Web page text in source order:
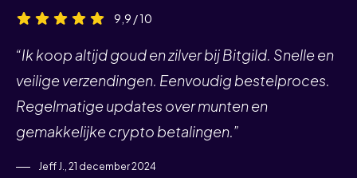
9,9 / 10
“Ik koop altijd goud en zilver bij Bitgild. Snelle en
veilige verzendingen. Eenvoudig bestelproces.
Regelmatige updates over munten en
gemakkelijke crypto betalingen.”
Jeff J., 21 december 2024